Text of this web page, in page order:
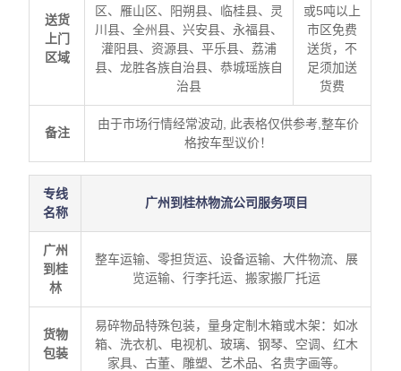
送货
上门
区域
区、雁山区、阳朔县、临桂县、灵
川县、全州县、兴安县、永福县、
灌阳县、资源县、平乐县、荔浦
县、龙胜各族自治县、恭城瑶族自
治县
或5吨以上
市区免费
送货，不
足须加送
货费
备注
由于市场行情经常波动, 此表格仅供参考,整车价
格按车型议价！
专线
名称
广州到桂林物流公司服务项目
广州
到桂
林
整车运输、零担货运、设备运输、大件物流、展
览运输、行李托运、搬家搬厂托运
货物
包装
易碎物品特殊包装，量身定制木箱或木架：如冰
箱、洗衣机、电视机、玻璃、钢琴、空调、红木
家具、古董、雕塑、艺术品、名贵字画等。